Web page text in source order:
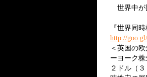
世界中が
『世界同
http://
＜英国の
ーヨーク
２ドル（